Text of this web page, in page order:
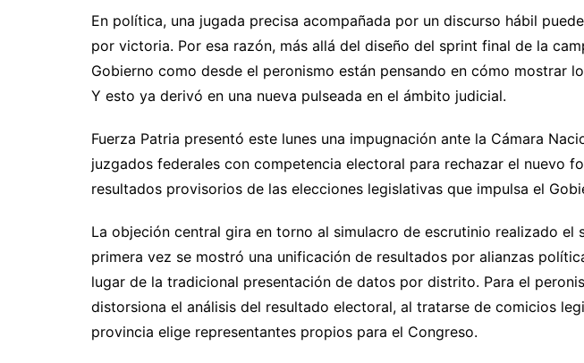
En política, una jugada precisa acompañada por un discurso hábil
por victoria. Por esa razón, más allá del diseño del sprint final de la
Gobierno como desde el peronismo están pensando en cómo mostrar
Y esto ya derivó en una nueva pulseada en el ámbito judicial.
Fuerza Patria presentó este lunes una impugnación ante la Cámara
juzgados federales con competencia electoral para rechazar el nuevo
resultados provisorios de las elecciones legislativas que impulsa el
La objeción central gira en torno al simulacro de escrutinio realizado el
primera vez se mostró una unificación de resultados por alianzas
lugar de la tradicional presentación de datos por distrito. Para el
distorsiona el análisis del resultado electoral, al tratarse de comicios
provincia elige representantes propios para el Congreso.